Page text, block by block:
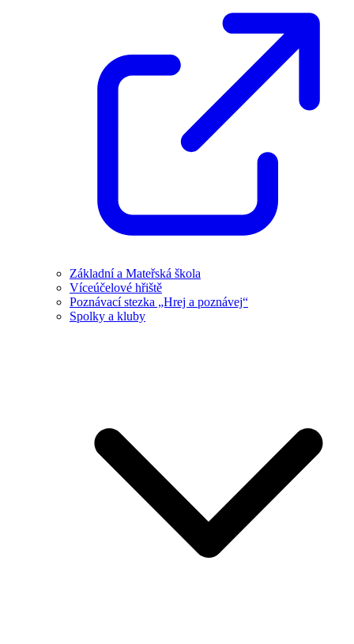
Základní a Mateřská škola
Víceúčelové hřiště
Poznávací stezka „Hrej a poznávej“
Spolky a kluby